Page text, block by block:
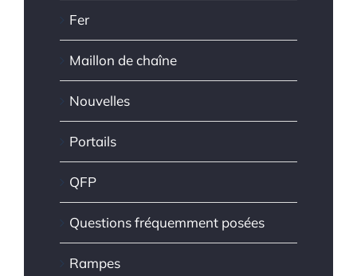
Fer
Maillon de chaîne
Nouvelles
Portails
QFP
Questions fréquemment posées
Rampes